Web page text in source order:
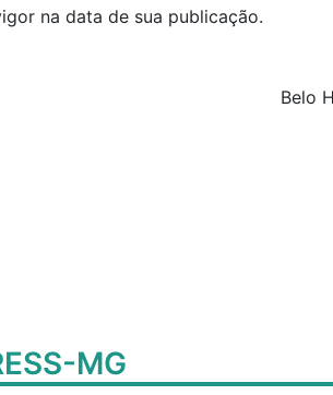
vigor na data de sua publicação.
Belo
MG